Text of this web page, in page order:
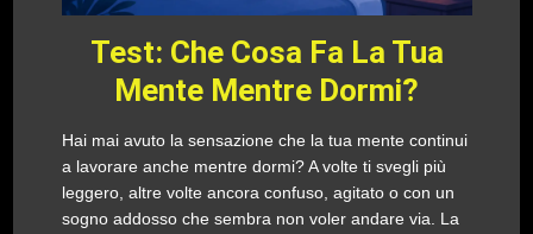
Test: Che Cosa Fa La Tua
Mente Mentre Dormi?
Hai mai avuto la sensazione che la tua mente continui
a lavorare anche mentre dormi? A volte ti svegli più
leggero, altre volte ancora confuso, agitato o con un
sogno addosso che sembra non voler andare via. La